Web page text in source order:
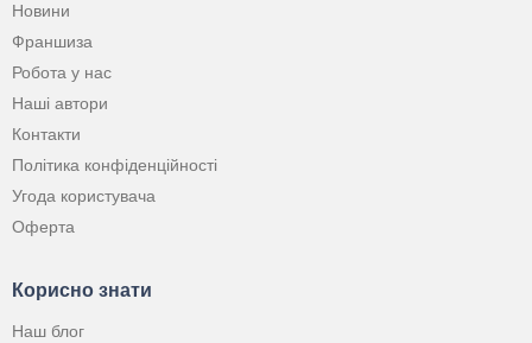
Новини
Франшиза
Робота у нас
Наші автори
Контакти
Політика конфіденційності
Угода користувача
Оферта
Корисно знати
Наш блог